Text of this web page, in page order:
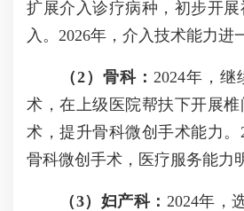
扩展介入诊疗病种，初步开
入。2026年，介入技术能力进
（2）骨科： 2024年，
术，在上级医院帮扶下开展
术，提升骨科微创手术能力。
骨科微创手术，医疗服务能力
（3）妇产科： 2024年，